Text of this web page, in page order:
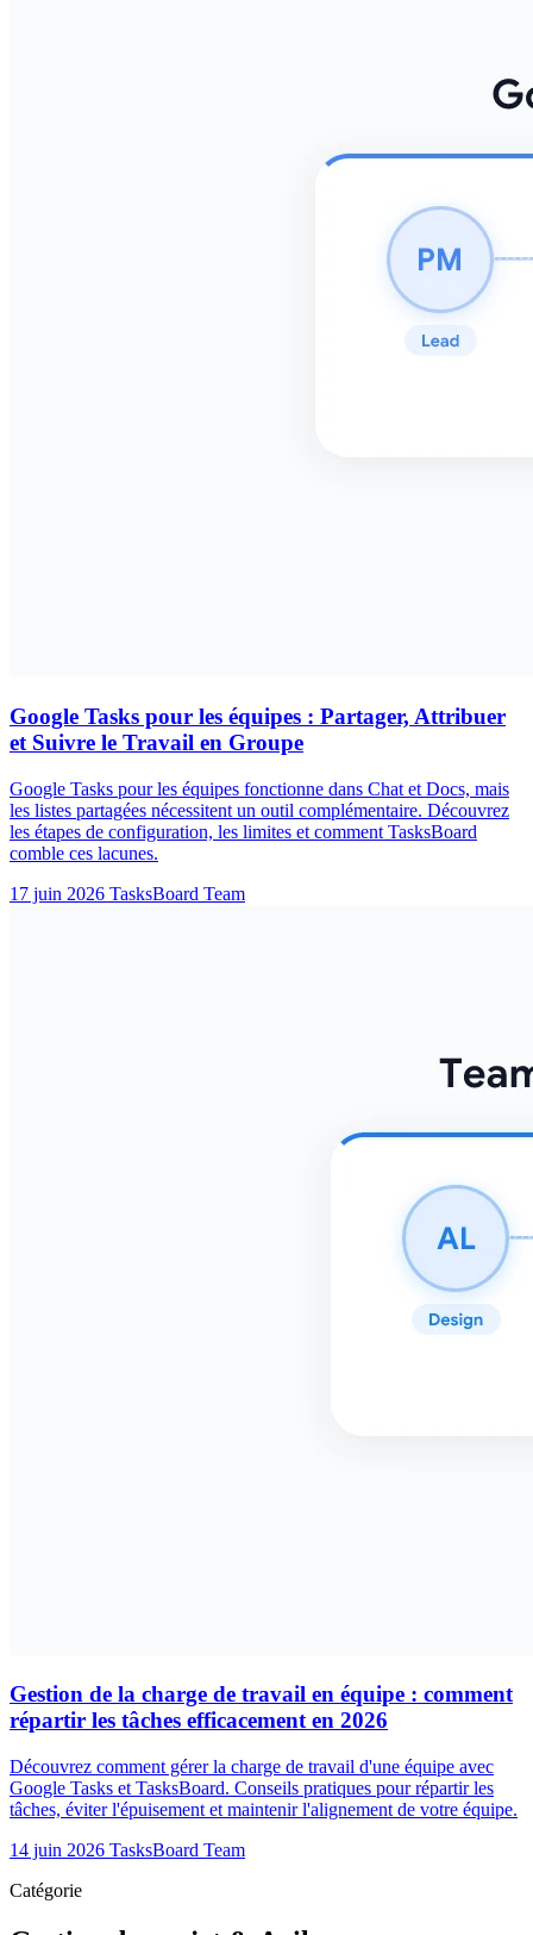
Google Tasks pour les équipes : Partager, Attribuer
et Suivre le Travail en Groupe
Google Tasks pour les équipes fonctionne dans Chat et Docs, mais
les listes partagées nécessitent un outil complémentaire. Découvrez
les étapes de configuration, les limites et comment TasksBoard
comble ces lacunes.
17 juin 2026 TasksBoard Team
Gestion de la charge de travail en équipe : comment
répartir les tâches efficacement en 2026
Découvrez comment gérer la charge de travail d'une équipe avec
Google Tasks et TasksBoard. Conseils pratiques pour répartir les
tâches, éviter l'épuisement et maintenir l'alignement de votre équipe.
14 juin 2026 TasksBoard Team
Catégorie